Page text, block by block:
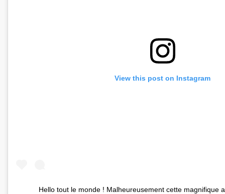
View this post on Instagram
Hello tout le monde ! Malheureusement cette magnifique